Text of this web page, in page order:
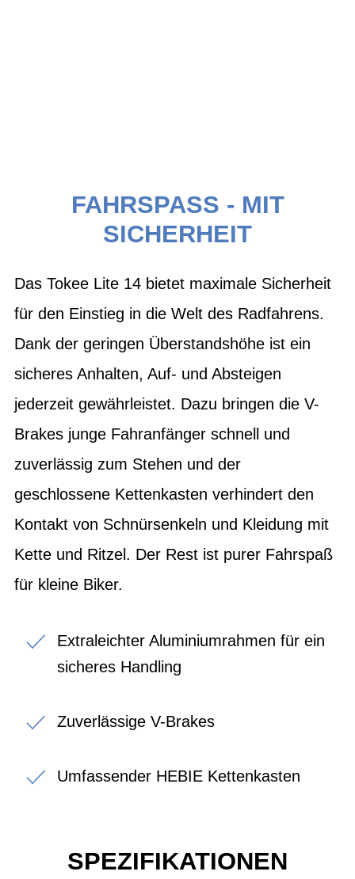
FAHRSPASS - MIT
SICHERHEIT
Das Tokee Lite 14 bietet maximale Sicherheit
für den Einstieg in die Welt des Radfahrens.
Dank der geringen Überstandshöhe ist ein
sicheres Anhalten, Auf- und Absteigen
jederzeit gewährleistet. Dazu bringen die V-
Brakes junge Fahranfänger schnell und
zuverlässig zum Stehen und der
geschlossene Kettenkasten verhindert den
Kontakt von Schnürsenkeln und Kleidung mit
Kette und Ritzel. Der Rest ist purer Fahrspaß
für kleine Biker.
Extraleichter Aluminiumrahmen für ein
sicheres Handling
Zuverlässige V-Brakes
Umfassender HEBIE Kettenkasten
SPEZIFIKATIONEN